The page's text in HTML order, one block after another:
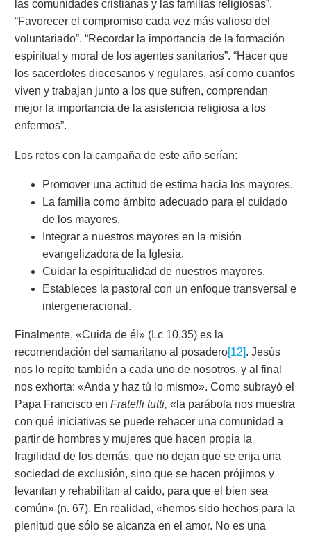
las comunidades cristianas y las familias religiosas”.
“Favorecer el compromiso cada vez más valioso del
voluntariado”. “Recordar la importancia de la formación
espiritual y moral de los agentes sanitarios”. “Hacer que
los sacerdotes diocesanos y regulares, así como cuantos
viven y trabajan junto a los que sufren, comprendan
mejor la importancia de la asistencia religiosa a los
enfermos”.
Los retos con la campaña de este año serían:
Promover una actitud de estima hacia los mayores.
La familia como ámbito adecuado para el cuidado
de los mayores.
Integrar a nuestros mayores en la misión
evangelizadora de la Iglesia.
Cuidar la espiritualidad de nuestros mayores.
Estableces la pastoral con un enfoque transversal e
intergeneracional.
Finalmente, «Cuida de él» (Lc 10,35) es la
recomendación del samaritano al posadero[12]. Jesús
nos lo repite también a cada uno de nosotros, y al final
nos exhorta: «Anda y haz tú lo mismo». Como subrayó el
Papa Francisco en Fratelli tutti, «la parábola nos muestra
con qué iniciativas se puede rehacer una comunidad a
partir de hombres y mujeres que hacen propia la
fragilidad de los demás, que no dejan que se erija una
sociedad de exclusión, sino que se hacen prójimos y
levantan y rehabilitan al caído, para que el bien sea
común» (n. 67). En realidad, «hemos sido hechos para la
plenitud que sólo se alcanza en el amor. No es una